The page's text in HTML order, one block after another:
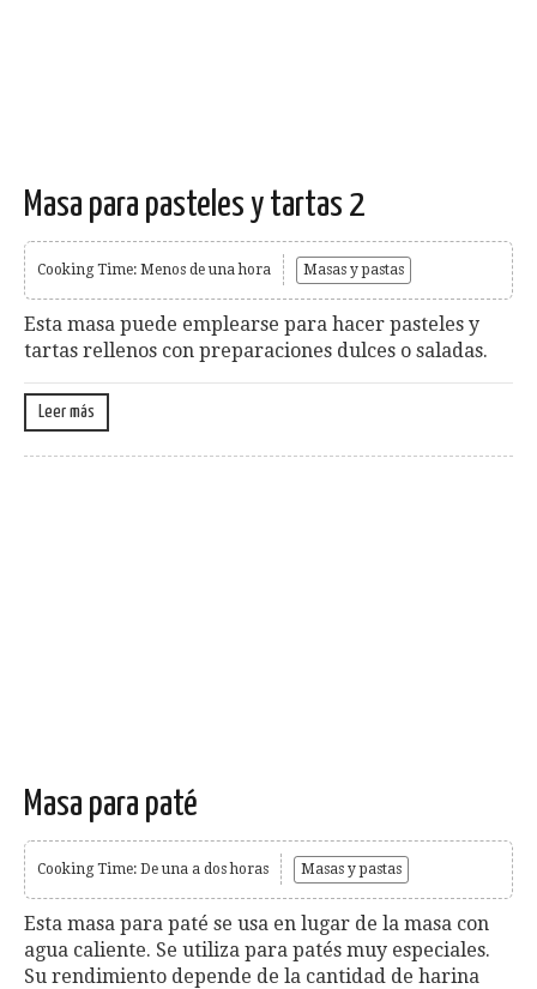
Masa para pasteles y tartas 2
Cooking Time: Menos de una hora Masas y pastas
Esta masa puede emplearse para hacer pasteles y
tartas rellenos con preparaciones dulces o saladas.
Leer más
Masa para paté
Cooking Time: De una a dos horas Masas y pastas
Esta masa para paté se usa en lugar de la masa con
agua caliente. Se utiliza para patés muy especiales.
Su rendimiento depende de la cantidad de harina